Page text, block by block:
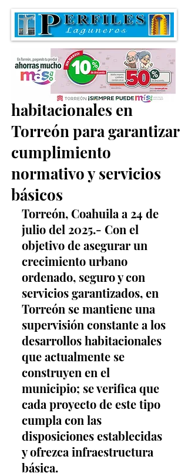
Supervisan desarrollos
habitacionales en
Torreón para garantizar
cumplimiento
normativo y servicios
básicos
Torreón, Coahuila a 24 de
julio del 2025.- Con el
objetivo de asegurar un
crecimiento urbano
ordenado, seguro y con
servicios garantizados, en
Torreón se mantiene una
supervisión constante a los
desarrollos habitacionales
que actualmente se
construyen en el
municipio; se verifica que
cada proyecto de este tipo
cumpla con las
disposiciones establecidas
y ofrezca infraestructura
básica.